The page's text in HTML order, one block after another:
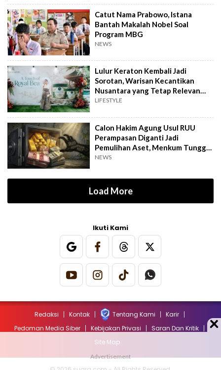
Catut Nama Prabowo, Istana
Bantah Makalah Nobel Soal
Program MBG
NEWS
Lulur Keraton Kembali Jadi
Sorotan, Warisan Kecantikan
Nusantara yang Tetap Relevan
hingga Kini
LIFESTYLE
Calon Hakim Agung Usul RUU
Perampasan Diganti Jadi
Pemulihan Aset, Menkum Tunggu
Langkah DPR
NEWS
Load More
Ikuti Kami
Redaksi Kontak Tentang Kami
Karir
Pedoman Media Siber
Kebijakan Privasi
Saran Dan Kritik
Site Map